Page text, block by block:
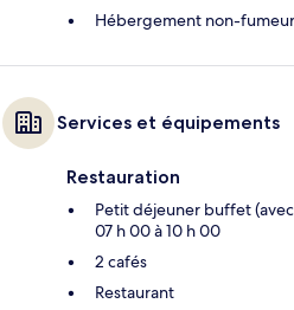
Hébergement non-
Services et équipements
Restauration
Petit déjeuner buffet
07 h 00 à 10 h 00
2 cafés
Restaurant